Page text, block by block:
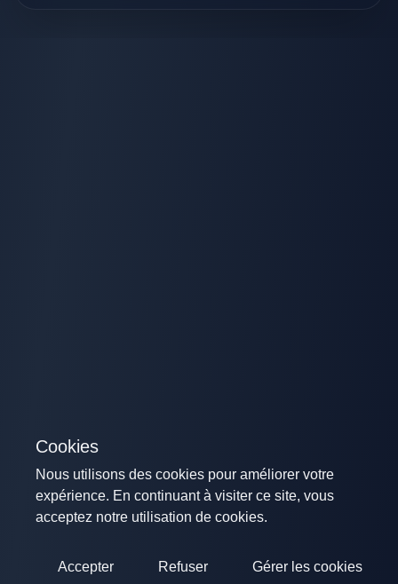
Cookies
Nous utilisons des cookies pour améliorer votre
expérience. En continuant à visiter ce site, vous
acceptez notre utilisation de cookies.
Accepter Refuser Gérer les cookies